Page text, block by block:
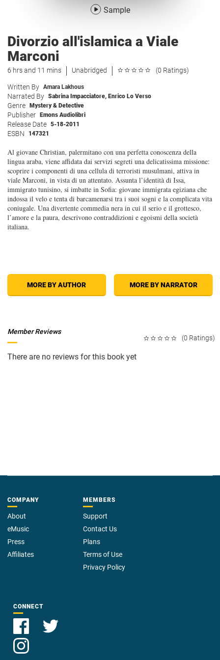
Sample
Divorzio all'islamica a Viale
Marconi
6 hrs and 11 mins Unabridged (0 Ratings)
Written By Amara Lakhous
Narrated By Sabrina Impacciatore, Enrico Lo Verso
Genre Mystery & Detective
Publisher Emons Audiolibri
Release Date 5-18-2011
ESBN 147321
Al giovane Christian, palermitano con una perfetta conoscenza della
lingua araba, viene affidata dai servizi segreti una delicatissima missione:
scoprire i componenti di una cellula di terroristi musulmani, attiva in
viale Marconi, in vista di un attentato. Assunta l’identità di Issa,
immigrato tunisino, si imbatte in Sofia: giovane immigrata egiziana che
indossa il velo e tenta di barcamenarsi tra i suoi sogni e la complicata vita
coniugale. Una divertente commedia nera in cui il serio e il grottesco,
l’amore e la paura, descrivono contraddizioni e egoismi della società
italiana.
MORE BY AUTHOR MORE BY NARRATOR
(0 Ratings)
Member Reviews
There are no reviews for this book yet
COMPANY
About
eMusic
Press
Affiliates
MEMBERS
Support
Contact Us
Plans
Terms of Use
Privacy Policy
CONNECT